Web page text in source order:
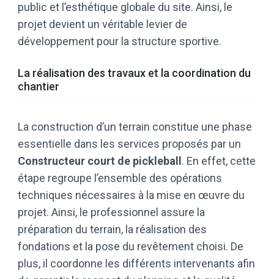
public et l’esthétique globale du site. Ainsi, le
projet devient un véritable levier de
développement pour la structure sportive.
La réalisation des travaux et la coordination du
chantier
La construction d’un terrain constitue une phase
essentielle dans les services proposés par un
Constructeur court de pickleball . En effet, cette
étape regroupe l’ensemble des opérations
techniques nécessaires à la mise en œuvre du
projet. Ainsi, le professionnel assure la
préparation du terrain, la réalisation des
fondations et la pose du revêtement choisi. De
plus, il coordonne les différents intervenants afin